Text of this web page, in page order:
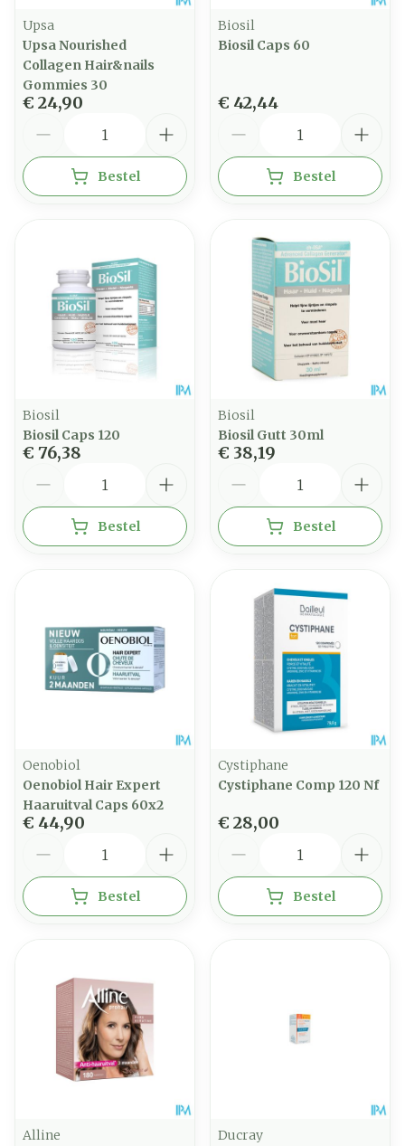
Upsa
Upsa Nourished
Collagen Hair&nails
Gommies 30
€ 24,90
Bestel
Biosil
Biosil Caps 60
€ 42,44
Bestel
Biosil
Biosil Caps 120
€ 76,38
Bestel
Biosil
Biosil Gutt 30ml
€ 38,19
Bestel
Oenobiol
Oenobiol Hair Expert
Haaruitval Caps 60x2
€ 44,90
Bestel
Cystiphane
Cystiphane Comp 120 Nf
€ 28,00
Bestel
Alline
Ducray